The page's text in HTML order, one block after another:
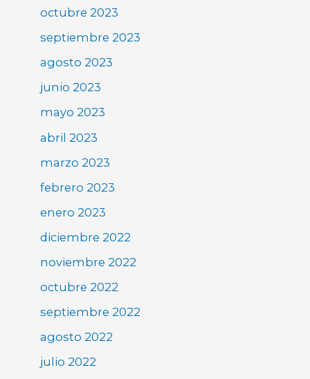
octubre 2023
septiembre 2023
agosto 2023
junio 2023
mayo 2023
abril 2023
marzo 2023
febrero 2023
enero 2023
diciembre 2022
noviembre 2022
octubre 2022
septiembre 2022
agosto 2022
julio 2022